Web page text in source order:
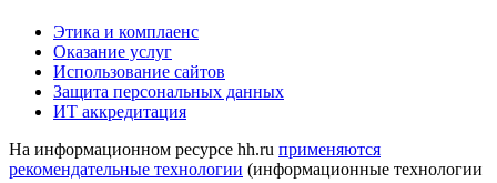
Этика и комплаенс
Оказание услуг
Использование сайтов
Защита персональных данных
ИТ аккредитация
На информационном ресурсе hh.ru применяются
рекомендательные технологии (информационные технологии